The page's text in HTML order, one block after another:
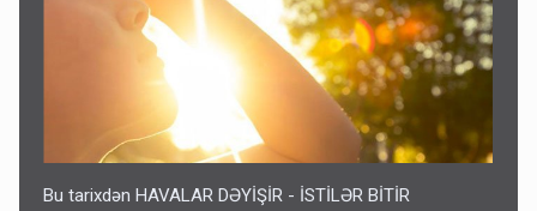
Bu tarixdən HAVALAR DƏYİŞİR - İSTİLƏR BİTİR